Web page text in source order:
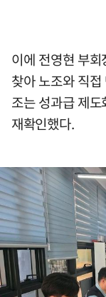
이에 전영현 부
찾아 노조와 직
조는 성과급 제
재확인했다.